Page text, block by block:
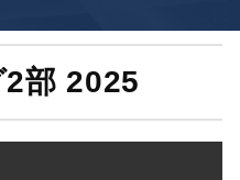
部 2025